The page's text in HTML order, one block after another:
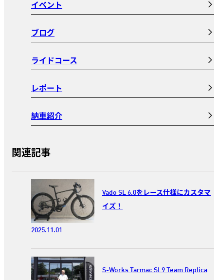
イベント
ブログ
ライドコース
レポート
納車紹介
関連記事
Vado SL 6.0をレース仕様にカスタマ
イズ！
2025.11.01
S-Works Tarmac SL9 Team Replica